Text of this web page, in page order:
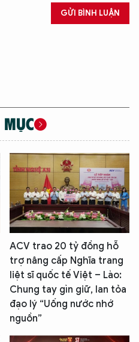
GỬI BÌNH LUẬN
ACV trao 20 tỷ đồng hỗ
trợ nâng cấp Nghĩa trang
liệt sĩ quốc tế Việt – Lào:
Chung tay gìn giữ, lan tỏa
đạo lý “Uống nước nhớ
nguồn”